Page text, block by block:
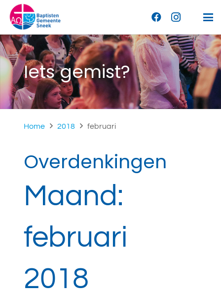
Iets gemist?
Home 2018 februari
Overdenkingen
Maand:
februari
2018